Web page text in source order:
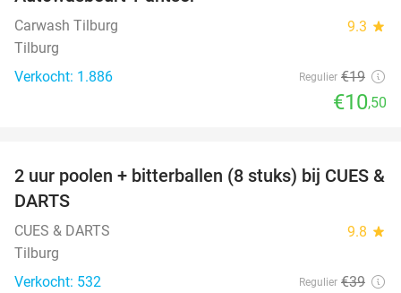
Carwash Tilburg 9.3 star
Tilburg
Verkocht: 1.886
Regulier €19
€10,50
50%
2 uur poolen + bitterballen (8 stuks) bij CUES &
DARTS
CUES & DARTS 9.8 star
Tilburg
Verkocht: 532
Regulier €39